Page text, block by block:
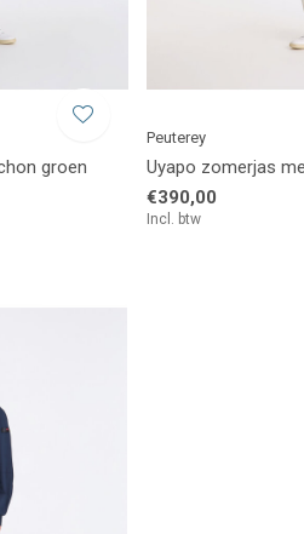
groen
Peuterey
Uyapo zomerjas
€390,00
Incl. btw